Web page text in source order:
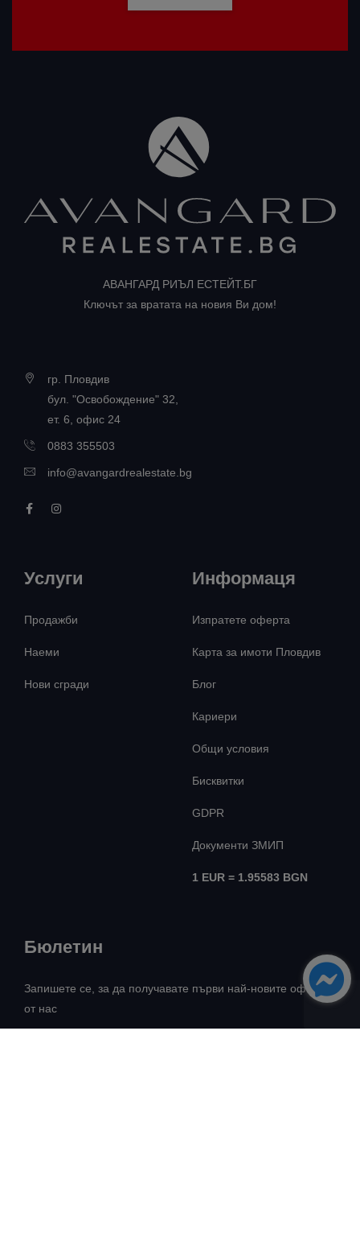
АВАНГАРД РИЪЛ ЕСТЕЙТ.БГ
Ключът за вратата на новия Ви дом!
гр. Пловдив
бул. "Освобождение" 32,
ет. 6, офис 24
0883 355503
info@avangardrealestate.bg
Услуги
Продажби
Наеми
Нови сгради
Информаця
Изпратете оферта
Карта за имоти Пловдив
Блог
Кариери
Общи условия
Бисквитки
GDPR
Документи ЗМИП
1 EUR = 1.95583 BGN
Бюлетин
Запишете се, за да получавате първи най-новите оферти
от нас